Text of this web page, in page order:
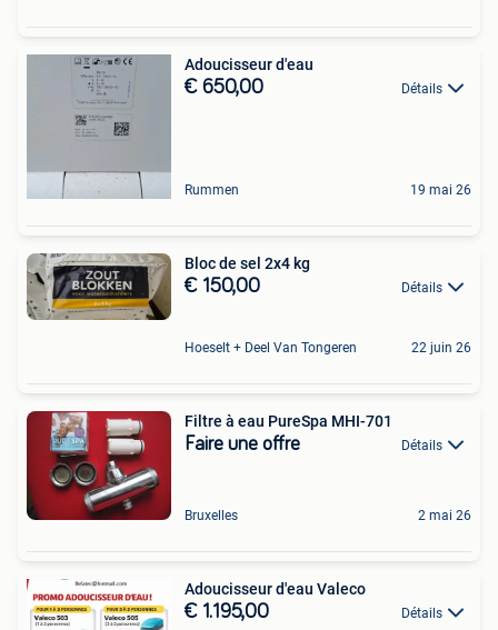
Adoucisseur d'eau
€ 650,00 Détails
Rummen 19 mai 26
Bloc de sel 2x4 kg
€ 150,00 Détails
Hoeselt + Deel Van Tongeren 22 juin 26
Filtre à eau PureSpa MHI-701
Faire une offre Détails
Bruxelles 2 mai 26
Adoucisseur d'eau Valeco
€ 1.195,00 Détails